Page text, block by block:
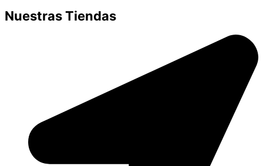
Nuestras Tiendas